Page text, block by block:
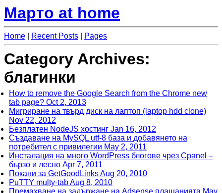
Марто at home
Home Recent Posts Pages
Category Archives:
благинки
How to remove the Google Search from the Chrome new
tab page? Oct 2, 2013
Мигриране на твърд диск на лаптоп (laptop hdd clone)
Nov 22, 2012
Безплатен NodeJS хостинг Jan 16, 2012
Създаване на MySQL utf-8 база и добавянето на
потребител с привилегии May 2, 2011
Инсталация на много WordPress блогове чрез Cpanel –
бързо и лесно Apr 7, 2011
Покани за GetGoodLinksAug 20, 2010
PuTTY multy-tabAug 8, 2010
Премахване на задържане на Adsense плащанията May